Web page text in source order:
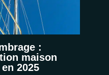
:
maison
2025